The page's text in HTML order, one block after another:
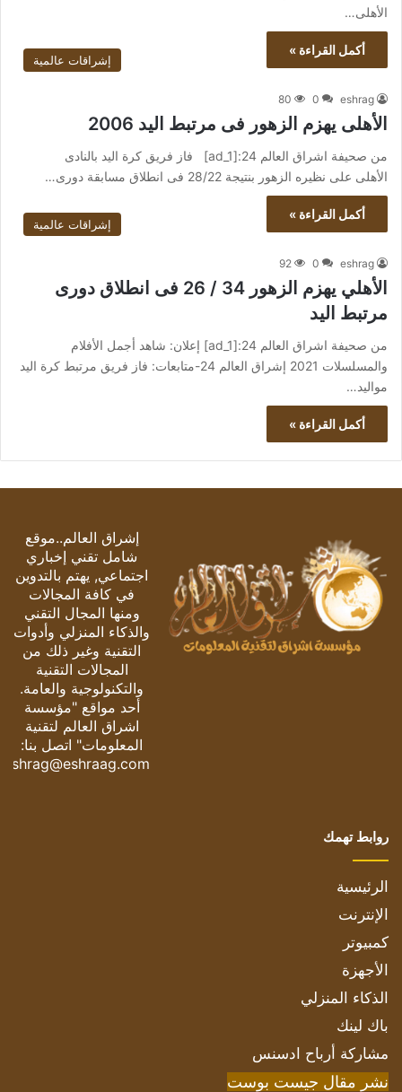
الأهلى…
أكمل القراءة »
إشراقات عالمية
eshrag
0
80
الأهلى يهزم الزهور فى مرتبط اليد 2006
من صحيفة اشراق العالم 24:[ad_1] فاز فريق كرة اليد بالنادى
الأهلى على نظيره الزهور بنتيجة 28/22 فى انطلاق مسابقة دورى…
أكمل القراءة »
إشراقات عالمية
eshrag
0
92
الأهلي يهزم الزهور 34 / 26 فى انطلاق دورى
مرتبط اليد
من صحيفة اشراق العالم 24:[ad_1] إعلان: شاهد أجمل الأفلام
والمسلسلات 2021 إشراق العالم 24-متابعات: فاز فريق مرتبط كرة اليد
مواليد…
أكمل القراءة »
إشراق العالم..موقع
شامل تقني إخباري
اجتماعي, يهتم بالتدوين
في كافة المجالات
ومنها المجال التقني
والذكاء المنزلي وأدوات
التقنية وغير ذلك من
المجالات التقنية
والتكنولوجية والعامة.
أحد مواقع "مؤسسة
اشراق العالم لتقنية
المعلومات" اتصل بنا:
eshrag@eshraag.com
روابط تهمك
الرئيسية
الإنترنت
كمبيوتر
الأجهزة
الذكاء المنزلي
باك لينك
مشاركة أرباح ادسنس
نشر مقال جيست بوست